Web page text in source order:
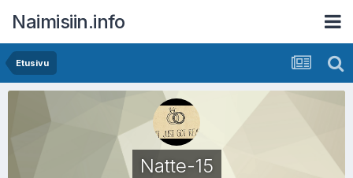
Naimisiin.info
Etusivu
Natte-15